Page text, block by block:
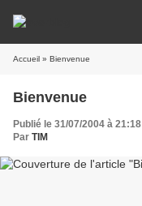
Accueil » Bienvenue
Bienvenue
Publié le 31/07/2004 à 21:18
Par TIM